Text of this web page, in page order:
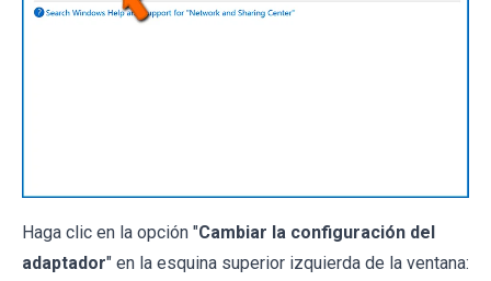
Haga clic en la opción "Cambiar la configuración del
adaptador" en la esquina superior izquierda de la ventana: